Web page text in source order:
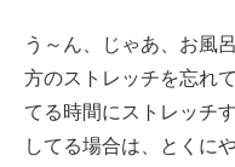
う～ん、じゃあ、お風
方のストレッチを忘れ
てる時間にストレッチ
してる場合は、とくに